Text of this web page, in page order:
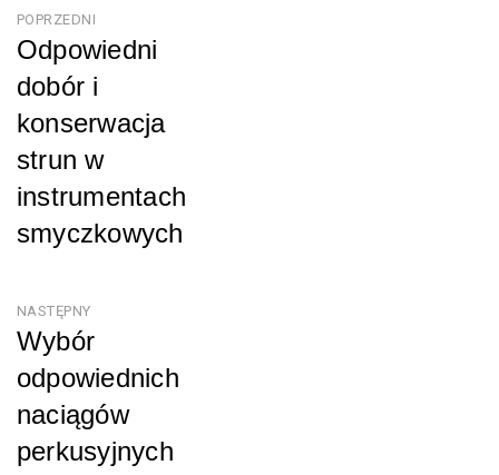
Nawigacja
wpisu
POPRZEDNI
Odpowiedni
dobór i
konserwacja
strun w
instrumentach
smyczkowych
NASTĘPNY
Wybór
odpowiednich
naciągów
perkusyjnych